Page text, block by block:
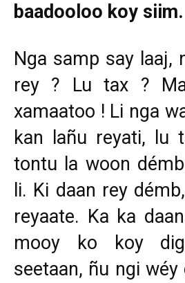
baadooloo koy siim.
Nga samp say laaj,
rey ? Lu tax ?
xamaatoo ! Li nga
kan lañu reyati, lu
tontu la woon
li. Ki daan rey
reyaate. Ka ka
mooy ko koy
seetaan, ñu ngi wéy